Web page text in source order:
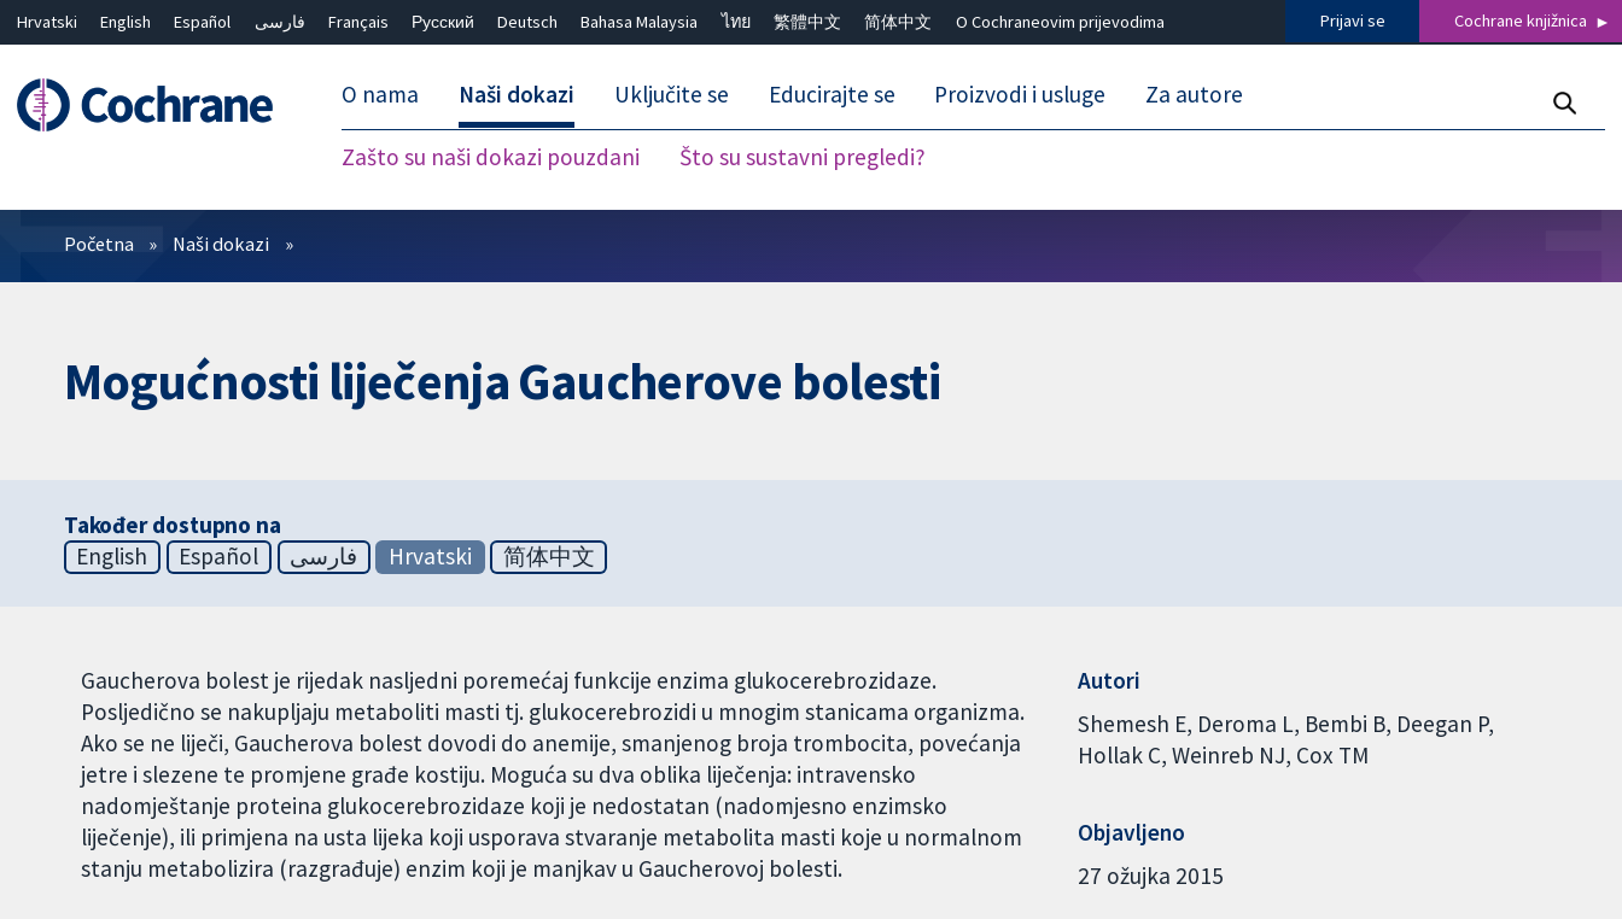
Hrvatski English Español فارسی Français Русский Deutsch Bahasa Malaysia ไทย 繁體中文 简体中文 O Cochraneovim prijevodima Prijavi se Cochrane knjižnica
O nama Naši dokazi
Zašto su naši dokazi pouzdani Što su sustavni pregledi?
Uključite se Educirajte se Proizvodi i usluge Za autore
Prečistači
Početna Naši dokazi
Mogućnosti liječenja Gaucherove bolesti
Također dostupno na
English
Español فارسی Hrvatski 简体中文
Gaucherova bolest je rijedak nasljedni poremećaj funkcije enzima glukocerebrozidaze.
Posljedično se nakupljaju metaboliti masti tj. glukocerebrozidi u mnogim stanicama organizma.
Ako se ne liječi, Gaucherova bolest dovodi do anemije, smanjenog broja trombocita, povećanja
jetre i slezene te promjene građe kostiju. Moguća su dva oblika liječenja: intravensko
nadomještanje proteina glukocerebrozidaze koji je nedostatan (nadomjesno enzimsko
liječenje), ili primjena na usta lijeka koji usporava stvaranje metabolita masti koje u normalnom
stanju metabolizira (razgrađuje) enzim koji je manjkav u Gaucherovoj bolesti.
Autori
Shemesh E Deroma L Bembi B Deegan P
Hollak C Weinreb NJ Cox TM
Objavljeno
27 ožujka 2015